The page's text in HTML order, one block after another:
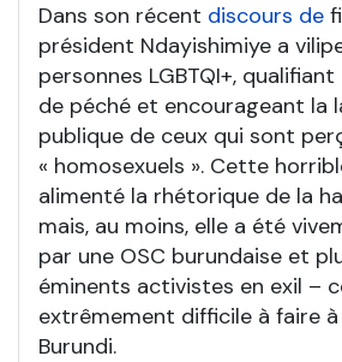
Dans son récent discours de
président Ndayishimiye a
personnes LGBTQI+,
de péché et encourageant la
publique de ceux qui sont
« homosexuels ». Cette
alimenté la rhétorique de la
mais, au moins, elle a été
par une OSC burundaise et
éminents activistes en exil –
extrêmement difficile à faire à
Burundi.